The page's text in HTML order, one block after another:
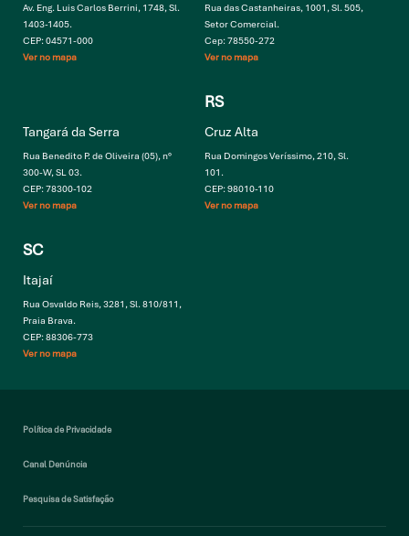
Av. Eng. Luis Carlos Berrini, 1748, Sl.
1403-1405.
CEP: 04571-000
Ver no mapa
Rua das Castanheiras, 1001, Sl. 505,
Setor Comercial.
Cep: 78550-272
Ver no mapa
Tangará da Serra
Rua Benedito P. de Oliveira (05), n°
300-W, SL 03.
CEP: 78300-102
Ver no mapa
RS
Cruz Alta
Rua Domingos Veríssimo, 210, Sl.
101.
CEP: 98010-110
Ver no mapa
SC
Itajaí
Rua Osvaldo Reis, 3281, Sl. 810/811,
Praia Brava.
CEP: 88306-773
Ver no mapa
Política de Privacidade
Canal Denúncia
Pesquisa de Satisfação